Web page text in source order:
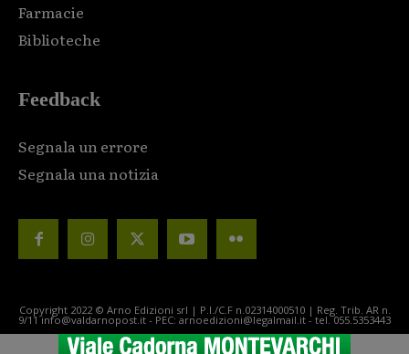
Farmacie
Biblioteche
Feedback
Segnala un errore
Segnala una notizia
Copyright 2022 © Arno Edizioni srl | P.I./C.F n.02314000510 | Reg. Trib. AR n.
9/11 info@valdarnopost.it - PEC: arnoedizioni@legalmail.it - tel. 055.5353443